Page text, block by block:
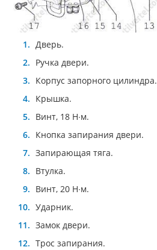
Дверь.
Ручка двери.
Корпус запорного цилиндра.
Крышка.
Винт, 18 Н∙м.
Кнопка запирания двери.
Запирающая тяга.
Втулка.
Винт, 20 Н∙м.
Ударник.
Замок двери.
Трос запирания.